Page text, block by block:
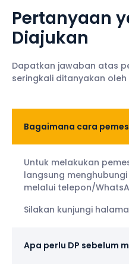
Pertanyaan
Diajukan
Dapatkan jawaban atas
seringkali ditanyakan
Bagaimana cara
Untuk melakukan
langsung
melalui telepon/
Silakan kunjungi
Apa perlu DP sebelum